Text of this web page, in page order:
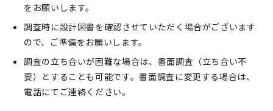
をお願いします。
調査時に設計図書を確認させていただく場合がございます
ので、ご準備をお願いします。
調査の立ち合いが困難な場合は、書面調査（立ち合い不
要）とすることも可能です。書面調査に変更する場合は、
電話にてご連絡ください。